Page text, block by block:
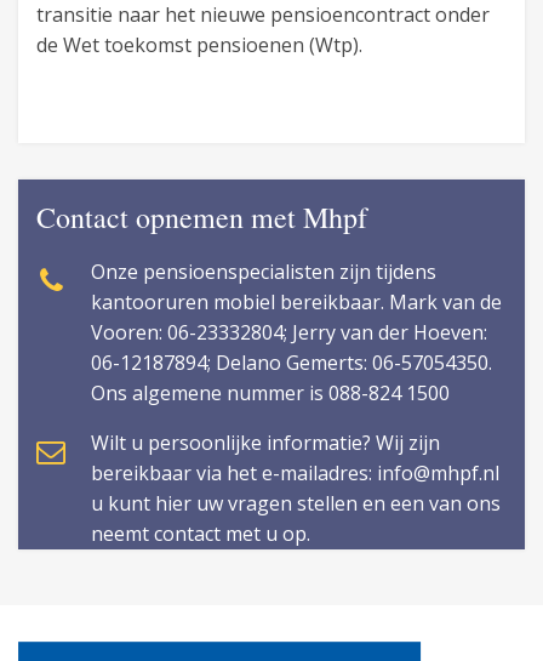
transitie naar het nieuwe pensioencontract onder
de Wet toekomst pensioenen (Wtp).
Contact opnemen met Mhpf
Onze pensioenspecialisten zijn tijdens
kantooruren mobiel bereikbaar. Mark van de
Vooren: 06-23332804; Jerry van der Hoeven:
06-12187894; Delano Gemerts: 06-57054350.
Ons algemene nummer is 088-824 1500
Wilt u persoonlijke informatie? Wij zijn
bereikbaar via het e-mailadres: info@mhpf.nl
u kunt hier uw vragen stellen en een van ons
neemt contact met u op.